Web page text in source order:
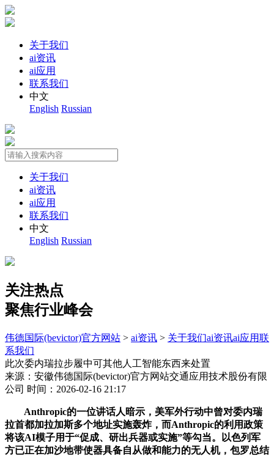
关于我们
ai资讯
ai应用
联系我们
中文
English Russian
关于我们
ai资讯
ai应用
联系我们
中文
English Russian
关注热点
聚焦行业峰会
伟德国际(bevictor)官方网站 > ai资讯 > 关于我们ai资讯ai应用联
系我们
此次委内瑞拉步履中可其他人工智能东西来处置
来源：安徽伟德国际(bevictor)官方网站交通应用技术股份有限
公司 时间：2026-02-16 21:17
Anthropic的一位讲话人暗示，美军外行动中曾对委内瑞
拉首都加拉加斯多个地址实施轰炸，而Anthropic的利用政策
将该AI模子用于“促成、研出兵器或实施”等勾当。以色列军
方已正在加沙地带使器具备自从做和能力的无人机，包罗总结